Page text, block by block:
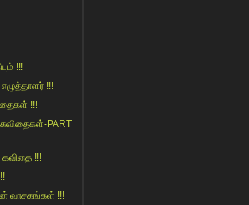
!!!
!!!
!!!
கவிதைகள்-PART
கவிதை !!!
வாசகங்கள் !!!